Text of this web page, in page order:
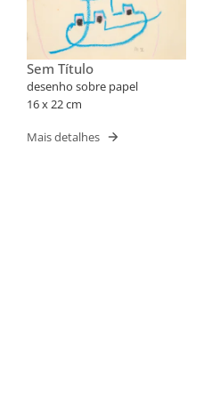
Sem Título
desenho sobre papel
16 x 22 cm
Mais detalhes